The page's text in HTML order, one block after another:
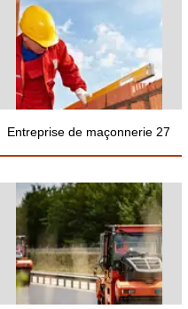
Entreprise de maçonnerie 27